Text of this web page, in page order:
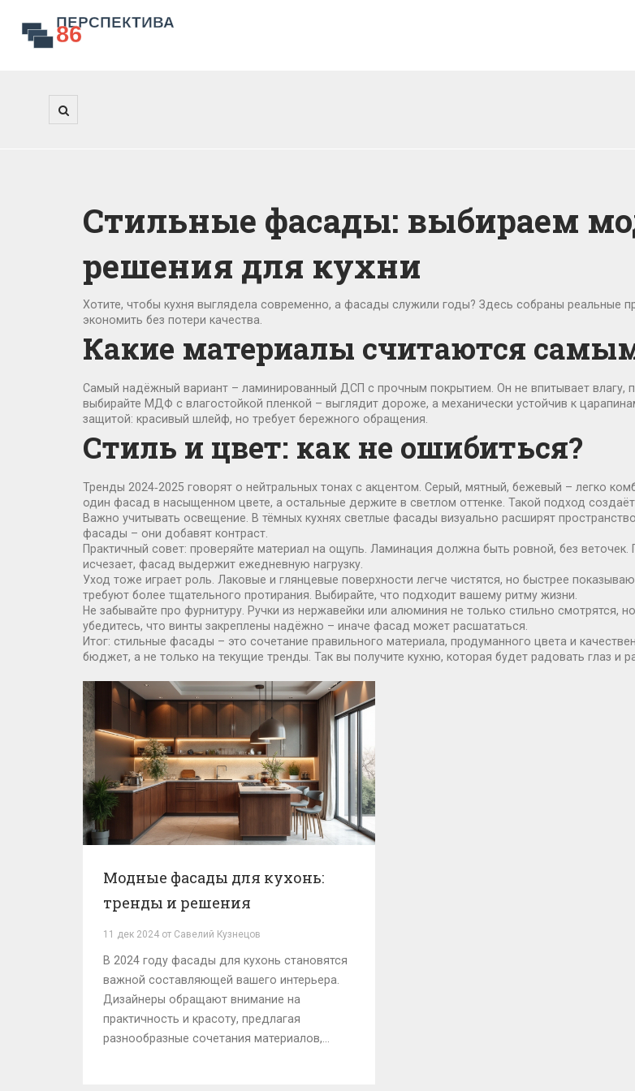
Стильные фасады: выбираем
решения для кухни
Хотите, чтобы кухня выглядела современно, а фасады служили годы? Здесь собраны реальные
экономить без потери качества.
Какие материалы считаются
Самый надёжный вариант – ламинированный ДСП с прочным покрытием. Он не впитывает влагу,
выбирайте МДФ с влагостойкой пленкой – выглядит дороже, а механически устойчив к
защитой: красивый шлейф, но требует бережного обращения.
Стиль и цвет: как не ошибиться?
Тренды 2024‑2025 говорят о нейтральных тонах с акцентом. Серый, мятный, бежевый – легко
один фасад в насыщенном цвете, а остальные держите в светлом оттенке. Такой подход
Важно учитывать освещение. В тёмных кухнях светлые фасады визуально расширят
фасады – они добавят контраст.
Практичный совет: проверяйте материал на ощупь. Ламинация должна быть ровной, без
исчезает, фасад выдержит ежедневную нагрузку.
Уход тоже играет роль. Лаковые и глянцевые поверхности легче чистятся, но быстрее
требуют более тщательного протирания. Выбирайте, что подходит вашему ритму жизни.
Не забывайте про фурнитуру. Ручки из нержавейки или алюминия не только стильно смотрятся,
убедитесь, что винты закреплены надёжно – иначе фасад может расшататься.
Итог: стильные фасады – это сочетание правильного материала, продуманного цвета и
бюджет, а не только на текущие тренды. Так вы получите кухню, которая будет радовать глаз и
Модные фасады для кухонь:
тренды и решения
11 дек 2024 от Савелий Кузнецов
В 2024 году фасады для кухонь становятся
важной составляющей вашего интерьера.
Дизайнеры обращают внимание на
практичность и красоту, предлагая
разнообразные сочетания материалов,